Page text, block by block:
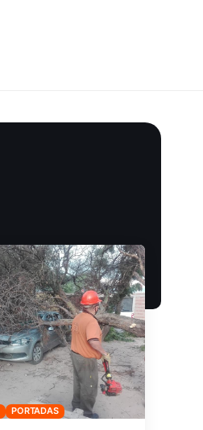
PORTADAS